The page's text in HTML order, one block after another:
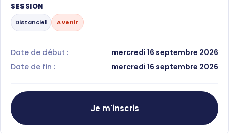
SESSION
Distanciel A venir
Date de début :
mercredi 16 septembre 2026
Date de fin :
mercredi 16 septembre 2026
Je m'inscris